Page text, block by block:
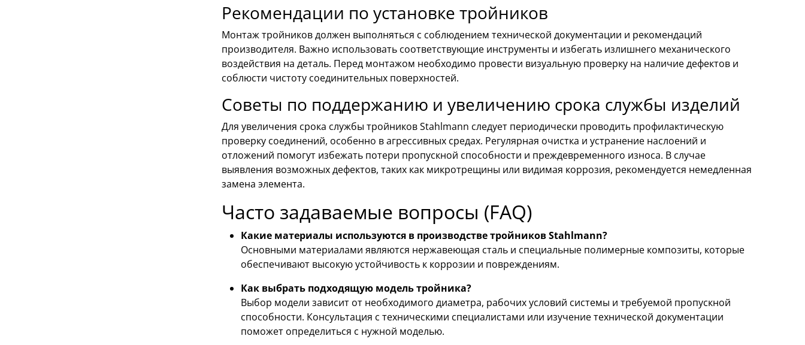
Рекомендации по установке тройников
Монтаж тройников должен выполняться с соблюдением технической документации и рекомендаций
производителя. Важно использовать соответствующие инструменты и избегать излишнего механического
воздействия на деталь. Перед монтажом необходимо провести визуальную проверку на наличие дефектов и
соблюсти чистоту соединительных поверхностей.
Советы по поддержанию и увеличению срока службы изделий
Для увеличения срока службы тройников Stahlmann следует периодически проводить профилактическую
проверку соединений, особенно в агрессивных средах. Регулярная очистка и устранение наслоений и
отложений помогут избежать потери пропускной способности и преждевременного износа. В случае
выявления возможных дефектов, таких как микротрещины или видимая коррозия, рекомендуется немедленная
замена элемента.
Часто задаваемые вопросы (FAQ)
Какие материалы используются в производстве тройников Stahlmann?
Основными материалами являются нержавеющая сталь и специальные полимерные композиты, которые
обеспечивают высокую устойчивость к коррозии и повреждениям.
Как выбрать подходящую модель тройника?
Выбор модели зависит от необходимого диаметра, рабочих условий системы и требуемой пропускной
способности. Консультация с техническими специалистами или изучение технической документации
поможет определиться с нужной моделью.